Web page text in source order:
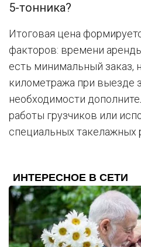
5-тонника?
Итоговая цена
факторов: времени
есть минимальный заказ,
километража при выезде
необходимости
работы грузчиков или
специальных такелажных